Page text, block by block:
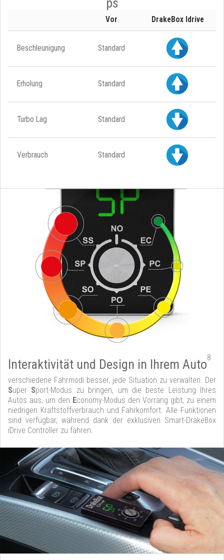
Vor DrakeBox Idrive
Beschleunigung Standard
Erholung Standard
Turbo Lag Standard
Verbrauch Standard
Interaktivität und Design in Ihrem Auto8
verschiedene Fahrmodi besser, jede Situation zu verwalten. Der
Super Sport-Modus zu bringen, um die beste Leistung Ihres
Autos aus, um den Economy-Modus den Vorrang gibt, zu einem
niedrigen Kraftstoffverbrauch und Fahrkomfort. Alle Funktionen
sind verfügbar, während dank der exklusiven Smart-DrakeBox
iDrive Controller zu fahren.